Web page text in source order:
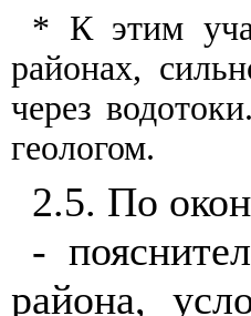
* К этим
районах,
через водотоки.
геологом.
2.5. По
-
района,